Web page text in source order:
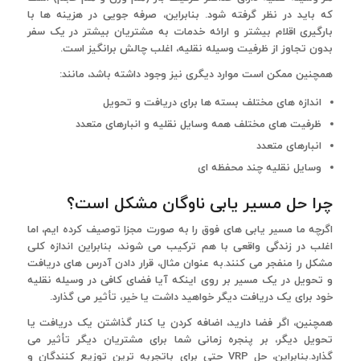
که باید در نظر گرفته شود. بنابراین، صرفه جویی در هزینه ها با
بارگیری اقلام بیشتر و ارائه خدمات به مشتریان بیشتر در یک سفر
بدون تجاوز از ظرفیت وسیله نقلیه، اغلب چالش برانگیز است.
همچنین ممکن است موارد دیگری نیز وجود داشته باشد، مانند:
اندازه های مختلف بسته ها برای دریافت و تحویل
ظرفیت های مختلف همه وسایل نقلیه و انبارهای متعدد
انبارهای متعدد
وسایل نقلیه چند محفظه ای
چرا حل مسیر یابی ناوگان مشکل است؟
اگرچه ما مسیر یابی های فوق را به صورت مجزا توصیف کرده ایم، اما
اغلب در زندگی واقعی با هم ترکیب می شوند، بنابراین اندازه کلی
مشکل را منفجر می کنند.به عنوان مثال، قرار دادن آدرس های دریافت
و تحویل در یک مسیر بر روی اینکه آیا فضای کافی در وسیله نقلیه
خود برای یک دریافت دیگر خواهید داشت یا خیر، تأثیر می گذارد.
همچنین، اگر فضا دارید، اضافه کردن یا کنار گذاشتن یک دریافت یا
تحویل دیگر، بر پنجره زمانی شما برای مشتریان دیگر تأثیر می
گذارد.بنابراین، حل VRP حتی برای باتجربه ترین توزیع کنندگان و